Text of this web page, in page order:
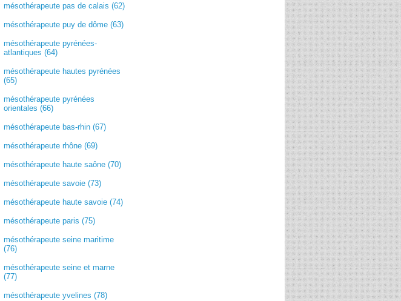
mésothérapeute pas de calais (62)
mésothérapeute puy de dôme (63)
mésothérapeute pyrénées-
atlantiques (64)
mésothérapeute hautes pyrénées
(65)
mésothérapeute pyrénées
orientales (66)
mésothérapeute bas-rhin (67)
mésothérapeute rhône (69)
mésothérapeute haute saône (70)
mésothérapeute savoie (73)
mésothérapeute haute savoie (74)
mésothérapeute paris (75)
mésothérapeute seine maritime
(76)
mésothérapeute seine et marne
(77)
mésothérapeute yvelines (78)